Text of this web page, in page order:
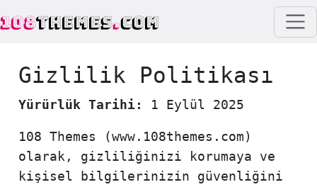
108THEMES.COM
Gizlilik Politikası
Yürürlük Tarihi: 1 Eylül 2025
108 Themes (www.108themes.com)
olarak, gizliliğinizi korumaya ve
kişisel bilgilerinizin güvenliğini